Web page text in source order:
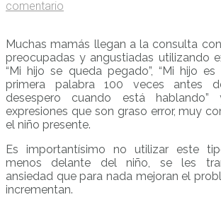
comentario
Muchas mamás llegan a la consulta
preocupadas y angustiadas utilizando
“Mi hijo se queda pegado”, “Mi hijo es
primera palabra 100 veces antes
desespero cuando está
expresiones que son graso error, muy
el niño presente.
Es importantísimo no utilizar este
menos delante del niño, se les
ansiedad que para nada mejoran el
incrementan.